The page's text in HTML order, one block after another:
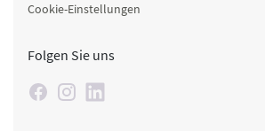
Cookie-Einstellungen
Folgen Sie uns